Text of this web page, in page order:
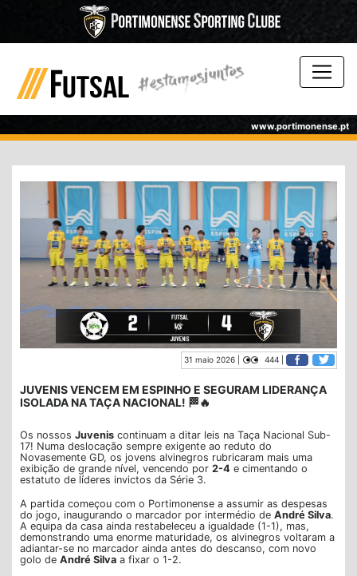
www.portimonense.pt
31 maio 2026 | 444 |
JUVENIS VENCEM EM ESPINHO E SEGURAM LIDERANÇA
ISOLADA NA TAÇA NACIONAL! 🏁🔥
Os nossos Juvenis continuam a ditar leis na Taça Nacional Sub-
17! Numa deslocação sempre exigente ao reduto do
Novasemente GD, os jovens alvinegros rubricaram mais uma
exibição de grande nível, vencendo por 2-4 e cimentando o
estatuto de líderes invictos da Série 3.
A partida começou com o Portimonense a assumir as despesas
do jogo, inaugurando o marcador por intermédio de André Silva.
A equipa da casa ainda restabeleceu a igualdade (1-1), mas,
demonstrando uma enorme maturidade, os alvinegros voltaram a
adiantar-se no marcador ainda antes do descanso, com novo
golo de André Silva a fixar o 1-2.